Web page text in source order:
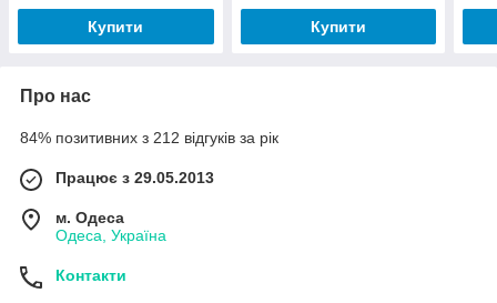
Купити Купити
Про нас
84% позитивних з 212 відгуків за рік
Працює з 29.05.2013
м. Одеса
Одеса, Україна
Контакти